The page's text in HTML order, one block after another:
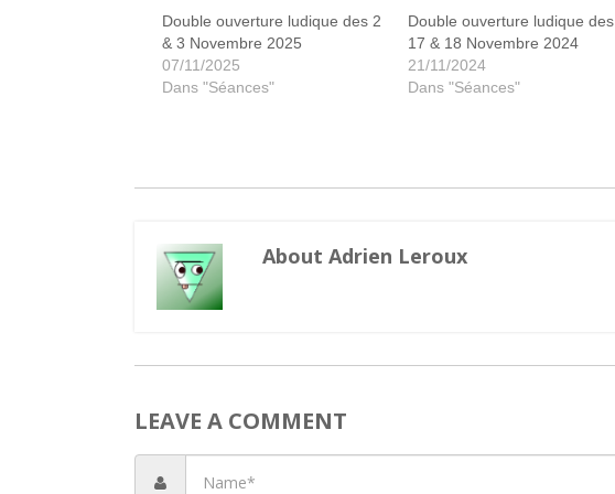
Double ouverture ludique des 2
& 3 Novembre 2025
07/11/2025
Dans "Séances"
Double ouverture ludique des
17 & 18 Novembre 2024
21/11/2024
Dans "Séances"
About Adrien Leroux
LEAVE A COMMENT